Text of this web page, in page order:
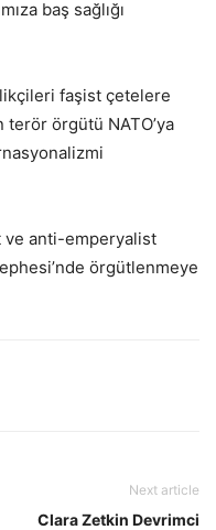
baş sağlığı
faşist çetelere
örgütü NATO’ya
ve anti-emperyalist
örgütlenmeye
Next article
Clara Zetkin Devrimci